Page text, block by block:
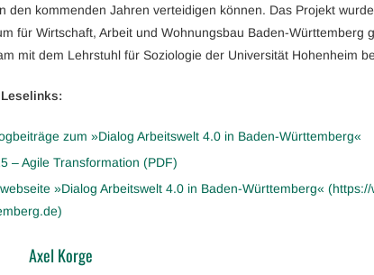
den kommenden Jahren verteidigen können. Das Projekt
für Wirtschaft, Arbeit und Wohnungsbau Baden-Württemberg
mit dem Lehrstuhl für Soziologie der Universität Hohenheim
Leselinks:
zum »Dialog Arbeitswelt 4.0 in Baden-Württemberg«
– Agile Transformation (PDF)
»Dialog Arbeitswelt 4.0 in Baden-Württemberg«
Axel Korge